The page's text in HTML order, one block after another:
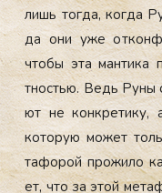
лишь тог­да, ког­да
да они уже
что­бы эта ман­ти­ка
тностью. Ведь
ют не кон­кре­тику,
ко­торую мо­жет
тафо­рой про­жило
ет, что за этой